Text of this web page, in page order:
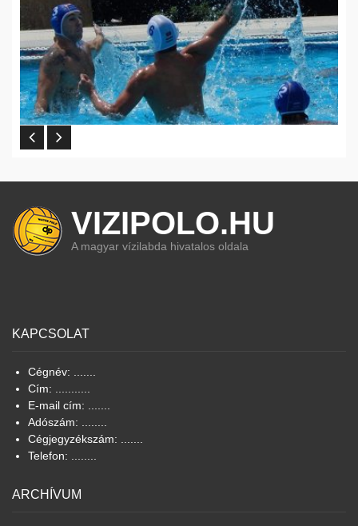
VIZIPOLO.HU
A magyar vízilabda hivatalos oldala
KAPCSOLAT
Cégnév: .......
Cím: ...........
E-mail cím: .......
Adószám: ........
Cégjegyzékszám: .......
Telefon: ........
ARCHÍVUM